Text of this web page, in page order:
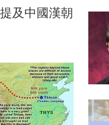
及中國漢朝